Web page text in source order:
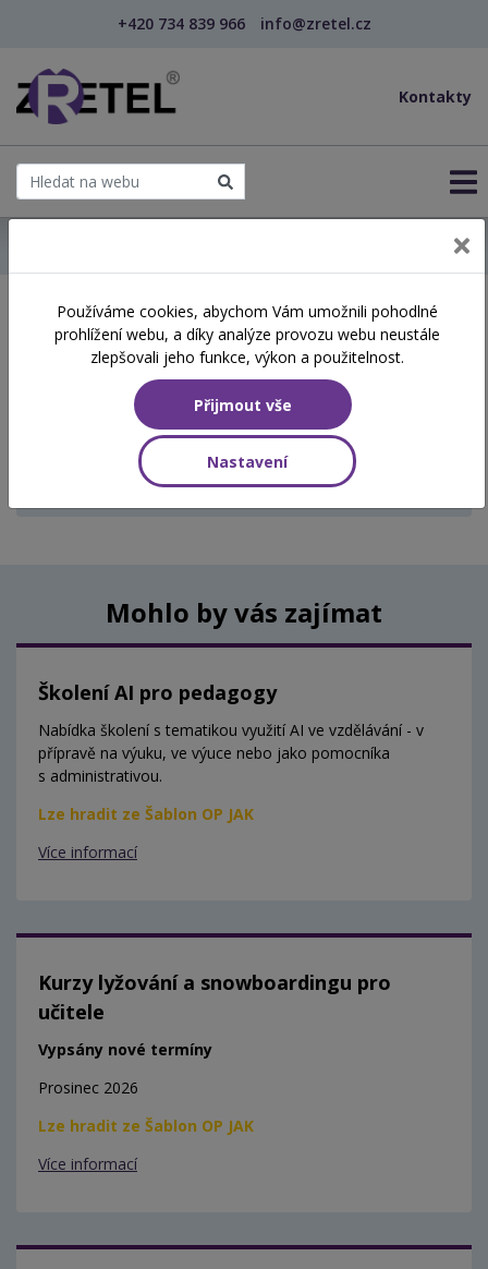
+420 734 839 966 info@zretel.cz
Kontakty
Školení začínající 10. 06.
2026
Aktuálně vypsané termíny
Aktuálně nejsou vypsány žádné termíny.
Mohlo by vás zajímat
Školení AI pro pedagogy
Nabídka školení s tematikou využití AI ve vzdělávání - v
přípravě na výuku, ve výuce nebo jako pomocníka
s administrativou.
Lze hradit ze Šablon OP JAK
Více informací
Kurzy lyžování a snowboardingu pro
učitele
Vypsány nové termíny
Prosinec 2026
Lze hradit ze Šablon OP JAK
Více informací
Používáme cookies, abychom Vám umožnili pohodlné
prohlížení webu, a díky analýze provozu webu neustále
zlepšovali jeho funkce, výkon a použitelnost.
Přijmout vše
Nastavení